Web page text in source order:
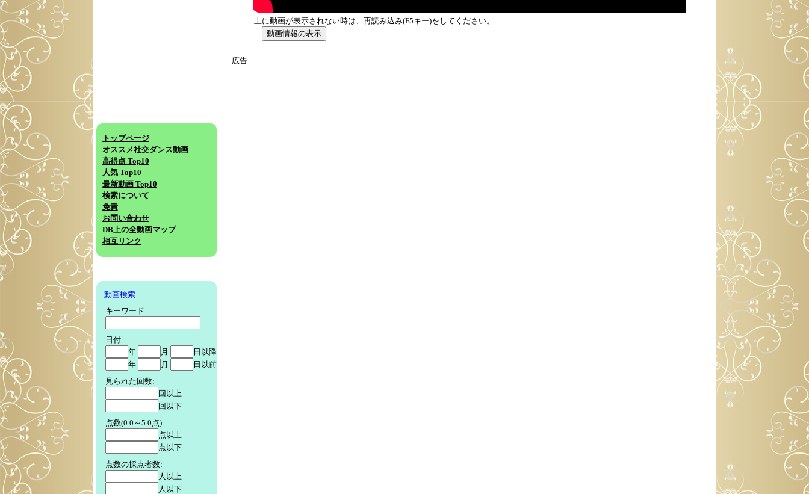
上に動画が表示されない時は、再読み込み(F5キー)をしてください。
動画情報の表示
広告
トップページ
オススメ社交ダンス動画
高得点 Top10
人気 Top10
最新動画 Top10
検索について
免責
お問い合わせ
DB上の全動画マップ
相互リンク
動画検索
キーワード:
日付
年
月
日以降
年
月
日以前
見られた回数:
回以上
回以下
点数(0.0～5.0点):
点以上
点以下
点数の採点者数:
人以上
人以下